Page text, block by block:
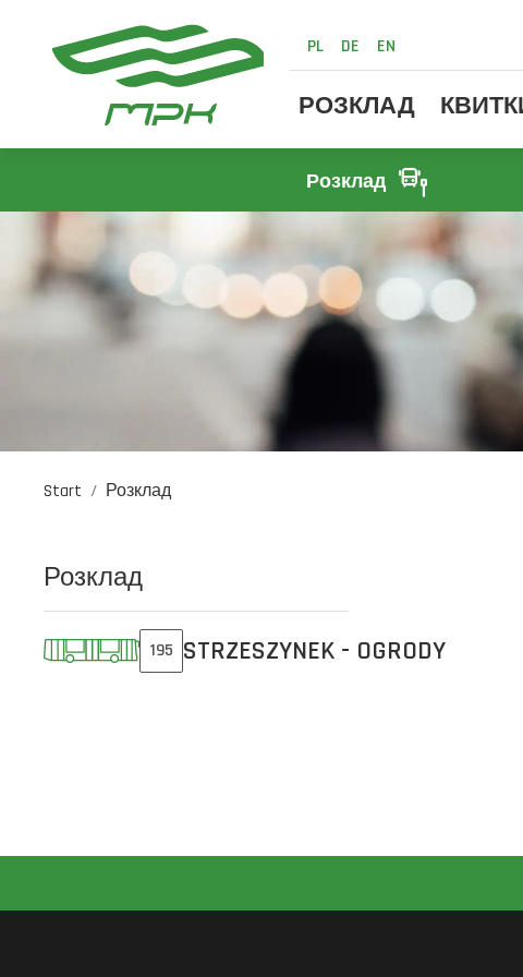
PL DE EN
РОЗКЛАД
Розклад
Start Розклад
Розклад
195 STRZESZYNEK - OGRODY